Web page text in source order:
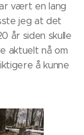
vært en lang
jeg at det
år siden skulle
aktuelt nå om
å kunne